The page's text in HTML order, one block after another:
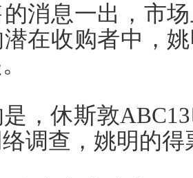
消息一出，市
在收购者中，
，休斯敦
调查，姚明的得